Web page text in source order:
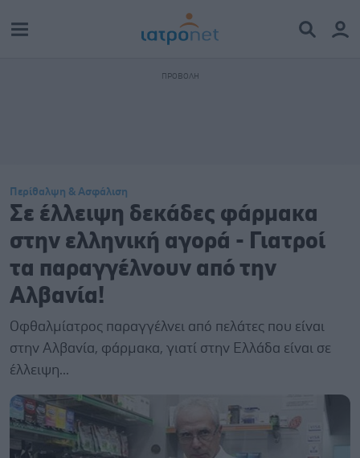
Περίθαλψη & Ασφάλιση
Σε έλλειψη δεκάδες φάρμακα
στην ελληνική αγορά - Γιατροί
τα παραγγέλνουν από την
Αλβανία!
Οφθαλμίατρος παραγγέλνει από πελάτες που είναι
στην Αλβανία, φάρμακα, γιατί στην Ελλάδα είναι σε
έλλειψη...